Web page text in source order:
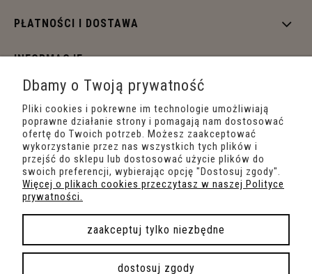
PŁATNOŚCI I DOSTAWA
INFORMACJE
O NAS
pokaż pełną wersję strony
Dbamy o Twoją prywatność
Pliki cookies i pokrewne im technologie umożliwiają
poprawne działanie strony i pomagają nam dostosować
ofertę do Twoich potrzeb. Możesz zaakceptować
wykorzystanie przez nas wszystkich tych plików i
przejść do sklepu lub dostosować użycie plików do
swoich preferencji, wybierając opcję "Dostosuj zgody".
Więcej o plikach cookies przeczytasz w naszej Polityce
prywatności.
zaakceptuj tylko niezbędne
dostosuj zgody